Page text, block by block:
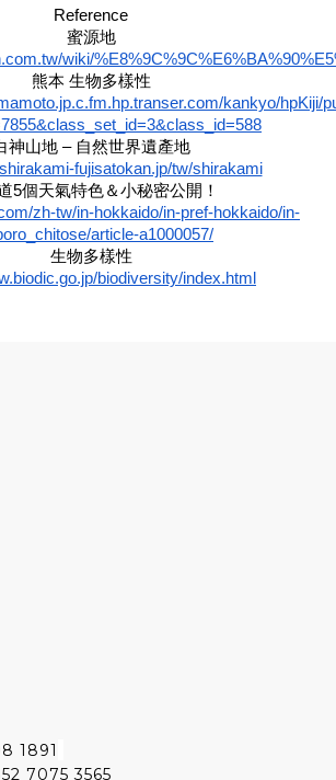
Reference
蜜源地
wiki/
熊本 生物多樣性
kankyo/hpKiji/
神山地 – 自然世界遺產地
fujisatokan.jp/tw/shirakami
5個天氣特色＆小秘密公開！
zh-tw/in-hokkaido/in-pref-hokkaido/in-
article-a1000057/
生物多樣性
biodiversity/index.html
1891
7075 3565